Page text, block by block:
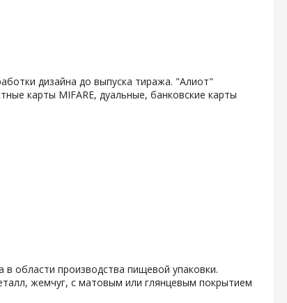
дизайна до выпуска тиража. "Алиот"
карты MIFARE, дуальные, банковские карты
области производства пищевой упаковки.
жемчуг, с матовым или глянцевым покрытием